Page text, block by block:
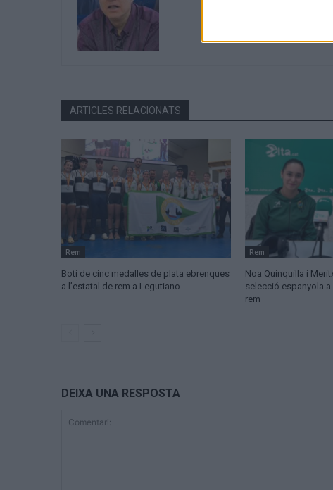
ARTICLES RELACIONATS
Rem
Botí de cinc medalles de plata ebrenques
a l’estatal de rem a Legutiano
Rem
Noa Quinquilla i
selecció espanyola a
rem
DEIXA UNA RESPOSTA